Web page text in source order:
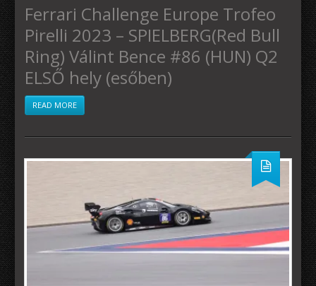
Ferrari Challenge Europe Trofeo
Pirelli 2023 – SPIELBERG(Red Bull
Ring) Válint Bence #86 (HUN) Q2
ELSŐ hely (esőben)
READ MORE